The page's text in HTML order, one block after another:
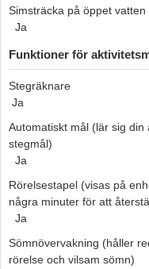
Simsträcka på öppet vatten
Ja
Funktioner för
Stegräknare
Ja
Automatiskt mål (lär sig
stegmål)
Ja
Rörelsestapel (visas på
några minuter för att
Ja
Sömnövervakning (håller
rörelse och vilsam sömn)